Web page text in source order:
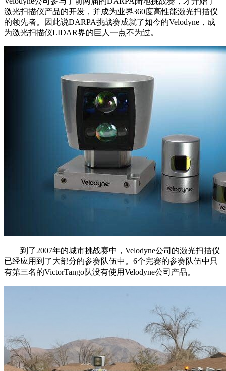
激光扫描仪产品的开发，并成为业界360度高性能激光扫描仪
的领先者。因此说DARPA挑战赛成就了如今的Velodyne，成
为激光扫描仪LIDAR界的巨人一点不为过。
到了2007年的城市挑战赛中，Velodyne公司的激光扫描仪
已经应用到了大部分的参赛队伍中。6个完赛的参赛队伍中只
有第三名的VictorTango队没有使用Velodyne公司产品。